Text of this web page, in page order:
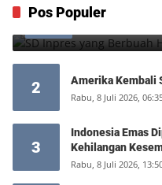
Pos Populer
1 SD Inpres yang
2 Amerika Kembali
Rabu, 8 Juli 2026,
3
Indonesia Emas
Kehilangan
Rabu, 8 Juli 2026,